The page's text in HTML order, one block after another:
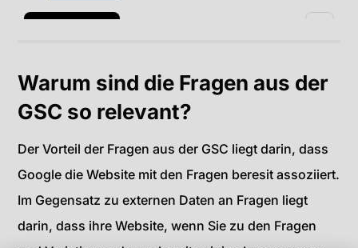
Warum sind die Fragen aus der
GSC so relevant?
Der Vorteil der Fragen aus der GSC liegt darin, dass
Google die Website mit den Fragen beresit assoziiert.
Im Gegensatz zu externen Daten an Fragen liegt
darin, dass ihre Website, wenn Sie zu den Fragen